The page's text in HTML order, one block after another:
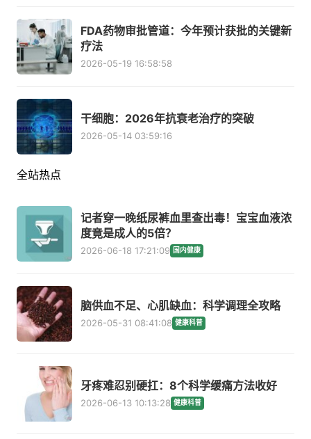
FDA药物审批管道：今年预计获批的关键新
疗法
2026-05-19 16:58:58
干细胞：2026年抗衰老治疗的突破
2026-05-14 03:59:16
全站热点
记者穿一晚纸尿裤血里查出毒！宝宝血液浓
度竟是成人的5倍？
2026-06-18 17:21:09 国内健康
脑供血不足、心肌缺血：科学调理全攻略
2026-05-31 08:41:08 健康科普
牙疼难忍别硬扛：8个科学缓痛方法收好
2026-06-13 10:13:28 健康科普